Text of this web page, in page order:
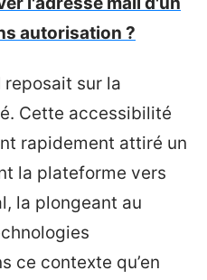
autorisation ?
reposait sur la
Cette accessibilité
rapidement attiré un
la plateforme vers
la plongeant au
ce contexte qu’en